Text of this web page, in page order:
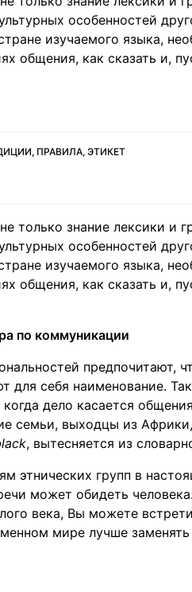
особенностей
изучаемого языка,
общения, как сказать и,
ПРАВИЛА, ЭТИКЕТ
только знание лексики и
особенностей
изучаемого языка,
общения, как сказать и,
по коммуникации
предпочитают,
себя наименование.
дело касается
семьи, выходцы из
, вытесняется из
этнических групп в
может обидеть
века, Вы можете
мире лучше заменять